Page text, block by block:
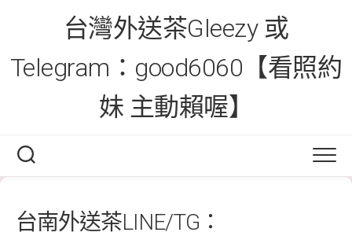
台灣外送茶Gleezy 或
Telegram：good6060【看照約
妹 主動賴喔】
台南外送茶LINE/TG：